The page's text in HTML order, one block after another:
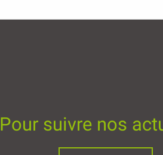
Pour suivre nos